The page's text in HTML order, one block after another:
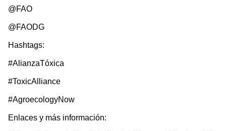
@FAO
@FAODG
Hashtags:
#AlianzaTóxica
#ToxicAlliance
#AgroecologyNow
Enlaces y más información: